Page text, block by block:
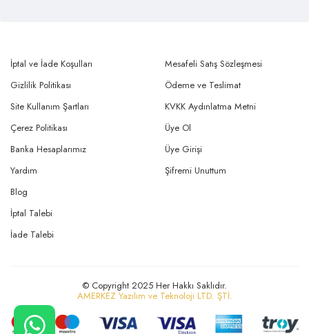
İptal ve İade Koşulları
Gizlilik Politikası
Site Kullanım Şartları
Mesafeli Satış Sözleşmesi
Ödeme ve Teslimat
KVKK Aydınlatma Metni
Çerez Politikası
Banka Hesaplarımız
Yardım
Üye Ol
Üye Girişi
Şifremi Unuttum
Blog
İptal Talebi
İade Talebi
© Copyright 2025 Her Hakkı Saklıdır.
AMERKEZ Yazılım ve Teknoloji LTD. ŞTİ.